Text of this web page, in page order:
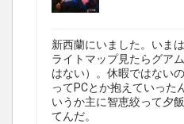
新西蘭にいました。いま
ライトマップ見たらグア
はない）。休暇ではない
ってPCとか抱えていった
いうか主に智恵絞って夕
てんだ。